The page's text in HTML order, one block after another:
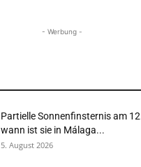
- Werbung -
Partielle Sonnenfinsternis am
wann ist sie in Málaga...
5. August 2026